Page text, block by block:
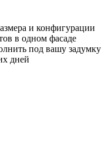
и конфигурации
в одном фасаде
под вашу задумку
дней